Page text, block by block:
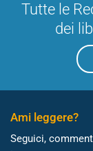
Tutte le
dei
Ami leggere?
Seguici,